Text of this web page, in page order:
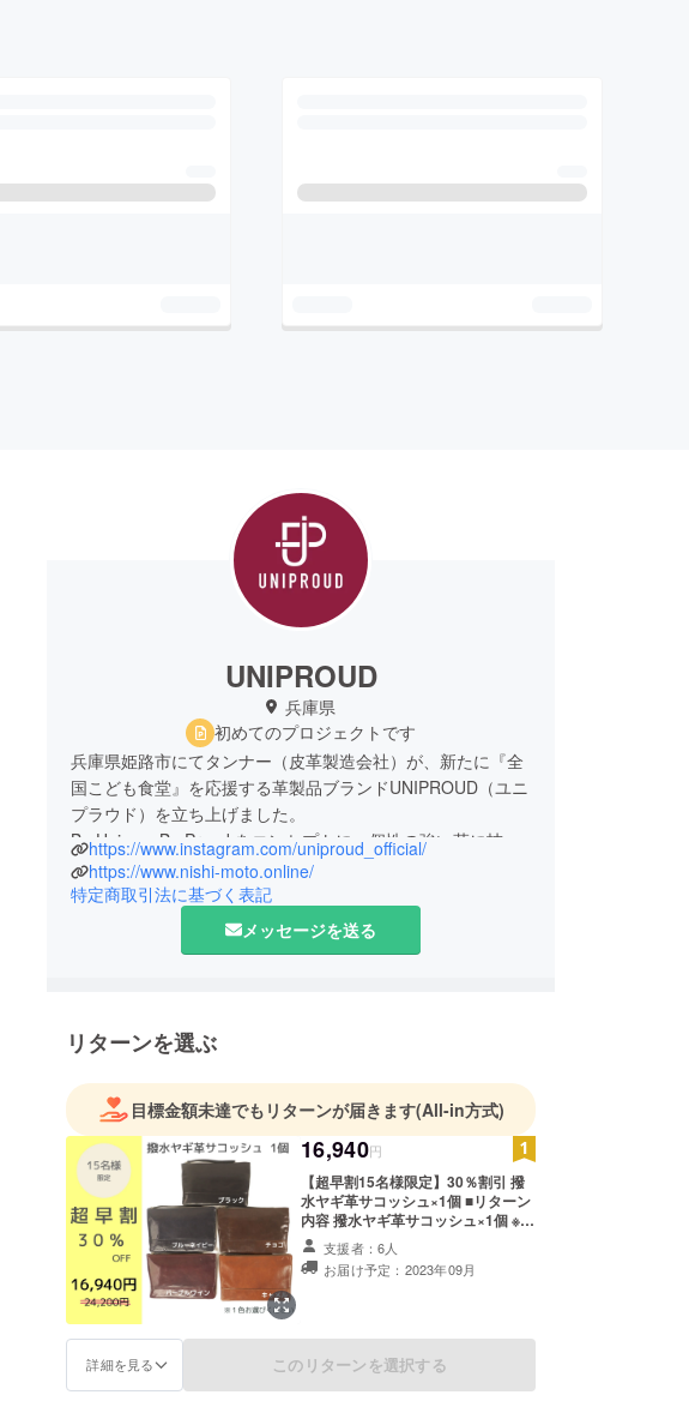
UNIPROUD
兵庫県
初めてのプロジェクトです
兵庫県姫路市にてタンナー（皮革製造会社）が、新たに『全
国こども食堂』を応援する革製品ブランドUNIPROUD（ユニ
プラウド）を立ち上げました。
Be Unique, Be Proud をコンセプトに、個性の強い革に技術
的なアレンジをプラスした生活に溶け込む革製品を企画して
います。また、未来の子どもたちの「食」へ還元・支援する
ことを目的に、売上の一部を全国こども食堂へ寄付する活動
も商品を通して行っていきます。
https://www.instagram.com/uniproud_official/
https://www.nishi-moto.online/
特定商取引法に基づく表記
メッセージを送る
リターンを選ぶ
目標金額未達でもリターンが届きます(All-in方式)
16,940円
【超早割15名様限定】30％割引 撥
水ヤギ革サコッシュ×1個 ■リターン
内容 撥水ヤギ革サコッシュ×1個 ※１
色、お選びください。 ■販売価格 一
般販売予定価格 で24,200円（税
込・送料込）の【30％割引】
す。ポスト受けに届く形となります
のでご了承くださいませ。 ※プロ
ジェクト終了後、お申し込み順に
2023年9月発送予定で順次発送予定
支援者：6人
お届け予定：2023年09月
詳細を見る このリターンを選択する